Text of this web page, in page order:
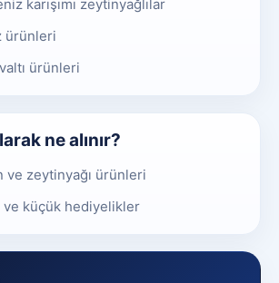
karışımı zeytinyağlılar
ürünleri
ürünleri
ne alınır?
ve zeytinyağı ürünleri
küçük hediyelikler